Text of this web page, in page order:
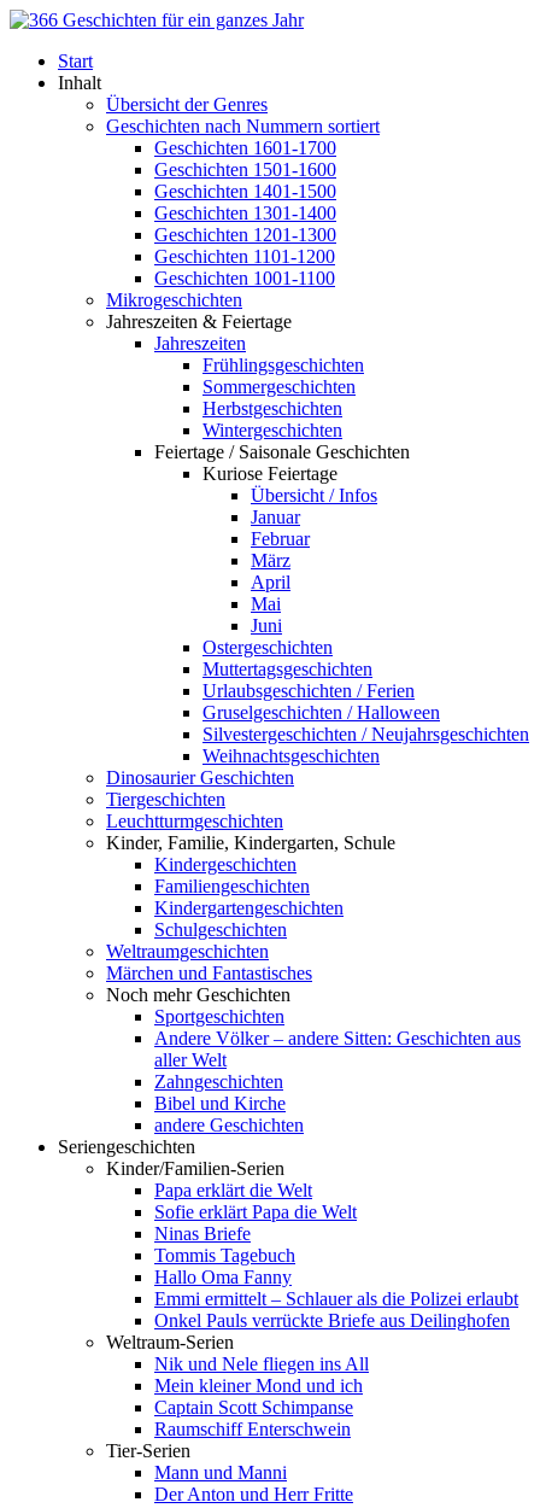
Start
Inhalt
Übersicht der Genres
Geschichten nach Nummern sortiert
Geschichten 1601-1700
Geschichten 1501-1600
Geschichten 1401-1500
Geschichten 1301-1400
Geschichten 1201-1300
Geschichten 1101-1200
Geschichten 1001-1100
Mikrogeschichten
Jahreszeiten & Feiertage
Jahreszeiten
Frühlingsgeschichten
Sommergeschichten
Herbstgeschichten
Wintergeschichten
Feiertage / Saisonale Geschichten
Kuriose Feiertage
Übersicht / Infos
Januar
Februar
März
April
Mai
Juni
Ostergeschichten
Muttertagsgeschichten
Urlaubsgeschichten / Ferien
Gruselgeschichten / Halloween
Silvestergeschichten / Neujahrsgeschichten
Weihnachtsgeschichten
Dinosaurier Geschichten
Tiergeschichten
Leuchtturmgeschichten
Kinder, Familie, Kindergarten, Schule
Kindergeschichten
Familiengeschichten
Kindergartengeschichten
Schulgeschichten
Weltraumgeschichten
Märchen und Fantastisches
Noch mehr Geschichten
Sportgeschichten
Andere Völker – andere Sitten: Geschichten aus
aller Welt
Zahngeschichten
Bibel und Kirche
andere Geschichten
Seriengeschichten
Kinder/Familien-Serien
Papa erklärt die Welt
Sofie erklärt Papa die Welt
Ninas Briefe
Tommis Tagebuch
Hallo Oma Fanny
Emmi ermittelt – Schlauer als die Polizei erlaubt
Onkel Pauls verrückte Briefe aus Deilinghofen
Weltraum-Serien
Nik und Nele fliegen ins All
Mein kleiner Mond und ich
Captain Scott Schimpanse
Raumschiff Enterschwein
Tier-Serien
Mann und Manni
Der Anton und Herr Fritte